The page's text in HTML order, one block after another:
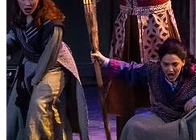
Alelo S.A.
CNPJ 04.740.876/0001-25 |
andares, Alphaville,
Naip Instituição de
CNPJ 09.092.759/0001-16 |
Alphaville, Barueri/SP